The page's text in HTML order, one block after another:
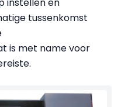
tussenkomst
is met name voor